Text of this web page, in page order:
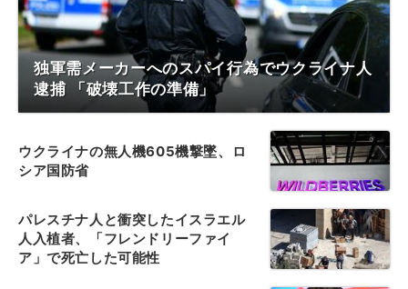
独軍需メーカーへのスパイ行為でウクライナ人
逮捕 「破壊工作の準備」
ウクライナの無人機605機撃墜、ロ
シア国防省
パレスチナ人と衝突したイスラエル
人入植者、「フレンドリーファイ
ア」で死亡した可能性